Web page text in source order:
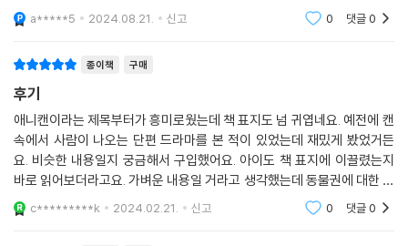
a*****5 2024.08.21. 신고 0 댓글0
종이책 구매
후기
애니캔이라는 제목부터가 흥미로웠는데 책 표지도 넘 귀엽네요. 예전에 캔
속에서 사람이 나오는 단편 드라마를 본 적이 있었는데 재밌게 봤었거든
요. 비슷한 내용일지 궁금해서 구입했어요. 아이도 책 표지에 이끌렸는지
바로 읽어보더라고요. 가벼운 내용일 거라고 생각했는데 동물권에 대한 내
용이 담겨있어서 생각 거리가 많았습니다. 요즘처럼 반려견, 반려묘를 많
이 키우고 살
c*********k 2024.02.21. 신고 0 댓글0